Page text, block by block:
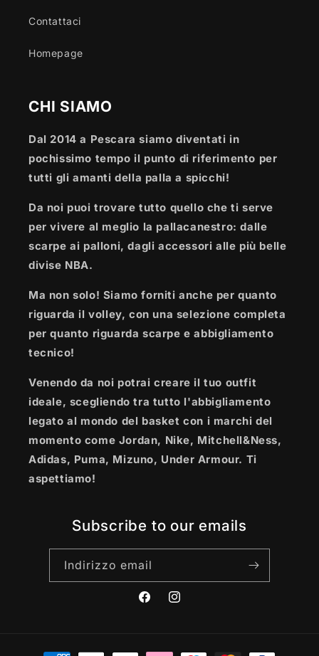
Contattaci
Homepage
CHI SIAMO
Dal 2014 a Pescara siamo diventati in
pochissimo tempo il punto di riferimento per
tutti gli amanti della palla a spicchi!
Da noi puoi trovare tutto quello che ti serve
per vivere al meglio la pallacanestro: dalle
scarpe ai palloni, dagli accessori alle più belle
divise NBA.
Ma non solo! Siamo forniti anche per quanto
riguarda il volley, con una selezione completa
per quanto riguarda scarpe e abbigliamento
tecnico!
Venendo da noi potrai creare il tuo outfit
ideale, scegliendo tra tutto l'abbigliamento
legato al mondo del basket con i marchi del
momento come Jordan, Nike, Mitchell&Ness,
Adidas, Puma, Mizuno, Under Armour. Ti
aspettiamo!
Subscribe to our emails
Indirizzo email
FacebookInstagram